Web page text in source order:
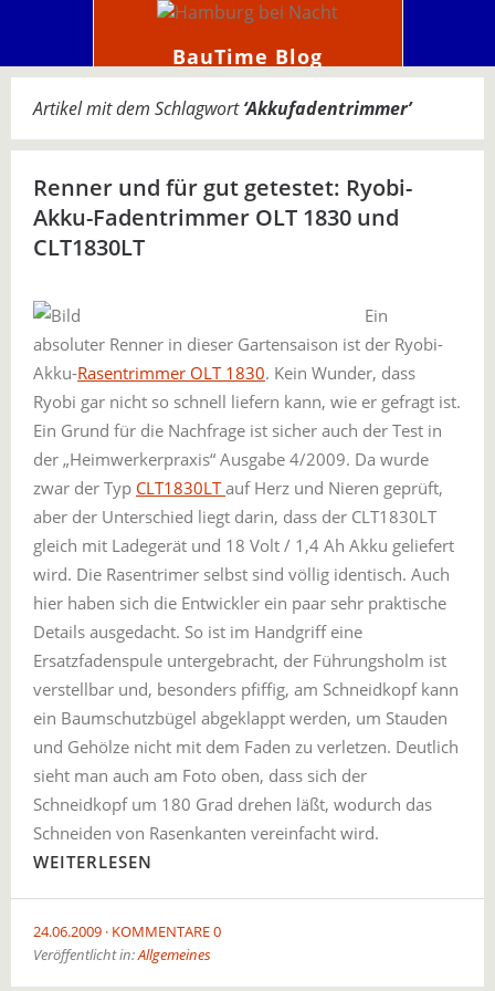
BauTime Blog
Artikel mit dem Schlagwort‘Akkufadentrimmer’
Renner und für gut getestet: Ryobi-
Akku-Fadentrimmer OLT 1830 und
CLT1830LT
Ein
absoluter Renner in dieser Gartensaison ist der Ryobi-
Akku-Rasentrimmer OLT 1830. Kein Wunder, dass
Ryobi gar nicht so schnell liefern kann, wie er gefragt ist.
Ein Grund für die Nachfrage ist sicher auch der Test in
der „Heimwerkerpraxis“ Ausgabe 4/2009. Da wurde
zwar der Typ CLT1830LTauf Herz und Nieren geprüft,
aber der Unterschied liegt darin, dass der CLT1830LT
gleich mit Ladegerät und 18 Volt / 1,4 Ah Akku geliefert
wird. Die Rasentrimer selbst sind völlig identisch. Auch
hier haben sich die Entwickler ein paar sehr praktische
Details ausgedacht. So ist im Handgriff eine
Ersatzfadenspule untergebracht, der Führungsholm ist
verstellbar und, besonders pfiffig, am Schneidkopf kann
ein Baumschutzbügel abgeklappt werden, um Stauden
und Gehölze nicht mit dem Faden zu verletzen. Deutlich
sieht man auch am Foto oben, dass sich der
Schneidkopf um 180 Grad drehen läßt, wodurch das
Schneiden von Rasenkanten vereinfacht wird.
WEITERLESEN
24.06.2009 KOMMENTARE 0
Veröffentlicht in:Allgemeines